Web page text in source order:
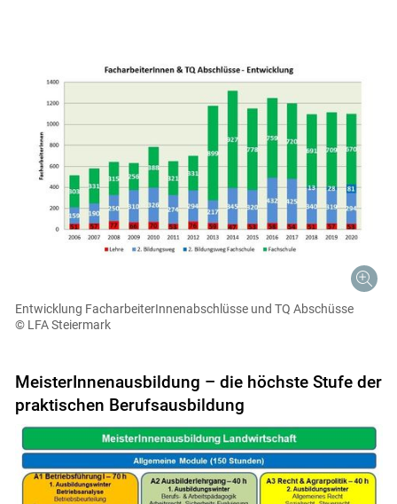
Entwicklung FacharbeiterInnenabschlüsse und TQ Abschüsse
© LFA Steiermark
MeisterInnenausbildung – die höchste Stufe der
praktischen Berufsausbildung